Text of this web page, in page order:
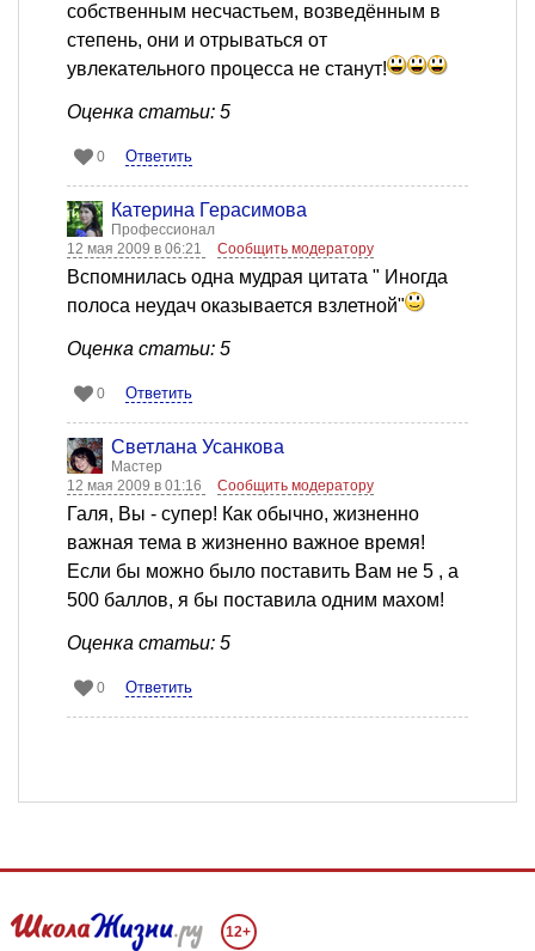
собственным несчастьем, возведённым в
степень, они и отрываться от
увлекательного процесса не станут!
Оценка статьи: 5
0 Ответить
Катерина Герасимова
Профессионал
12 мая 2009 в 06:21
Сообщить модератору
Вспомнилась одна мудрая цитата " Иногда
полоса неудач оказывается взлетной"
Оценка статьи: 5
0 Ответить
Светлана Усанкова
Мастер
12 мая 2009 в 01:16
Сообщить модератору
Галя, Вы - супер! Как обычно, жизненно
важная тема в жизненно важное время!
Если бы можно было поставить Вам не 5 , а
500 баллов, я бы поставила одним махом!
Оценка статьи: 5
0 Ответить
12+